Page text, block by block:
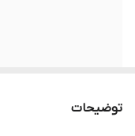
توضیحات